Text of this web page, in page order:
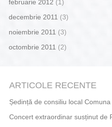
februarie 2012 (1)
decembrie 2011 (3)
noiembrie 2011 (3)
octombrie 2011 (2)
ARTICOLE RECENTE
Ședință de consiliu local
Concert extraordinar susținut de